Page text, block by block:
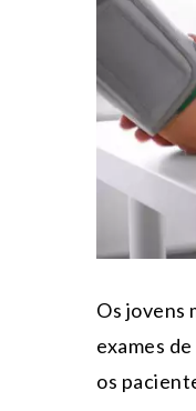
Os jovens
exames
os